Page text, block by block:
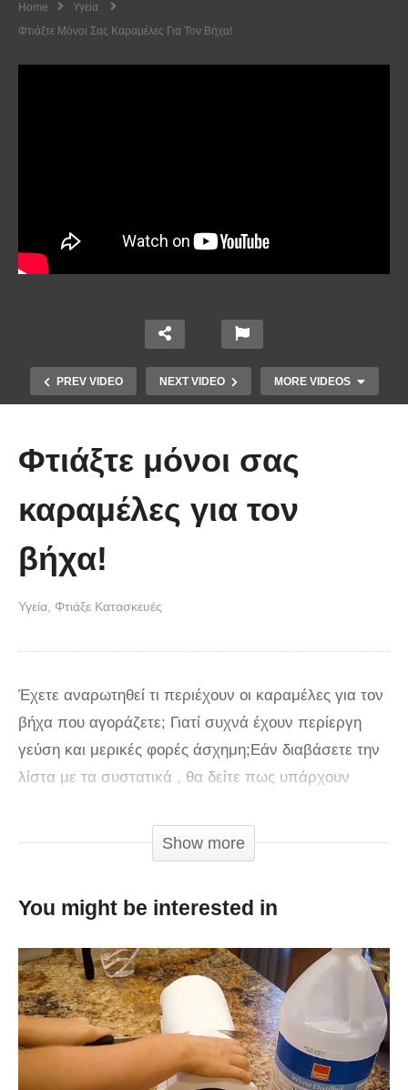
Home
Υγεία
Φτιάξτε Μόνοι Σας Καραμέλες Για Τον Βήχα!
PREV VIDEO NEXT VIDEO MORE VIDEOS
τα παλιά σας ρούχα
Φτιάξτε μόνοι σας
καραμέλες για τον
βήχα!
Υγεία Φτιάξε Κατασκευές
Έχετε αναρωτηθεί τι περιέχουν οι καραμέλες για τον
βήχα που αγοράζετε; Γιατί συχνά έχουν περίεργη
γεύση και μερικές φορές άσχημη;Εάν διαβάσετε την
λίστα με τα συστατικά , θα δείτε πως υπάρχουν
ακούγονται εντελώς άγνωστες. Πολλοί
αναρωτιούνται αν τελικά προσφέρουν τίποτα. Τώρα
αποτελεσματικότερη παστίλια.
Φτιάξτε εσείς το φάρμακο για να το χρησιμοποιήσετε
την επόμενη φορά που θα το χρειασθείτε για να
απαλύνετε τον βήχα σας. Αρχίστε βάζοντας σε μια
κατσαρόλα ,ένα φλιτζάνι ζάχαρη και μισό φλιτζάνι
νερό . Κόψτε ένα λεμόνι στη μέση και προσθέστε μια
Show more
You might be interested in